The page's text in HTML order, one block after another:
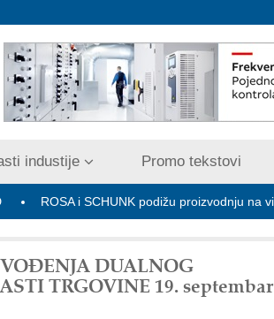
industije Promo tekstovi
i SCHUNK podižu proizvodnju na viši nivo
DUALNOG
TRGOVINE 19. septembar